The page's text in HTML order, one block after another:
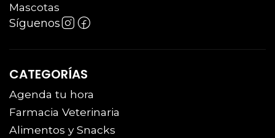
Mascotas
Síguenos
CATEGORÍAS
Agenda tu hora
Farmacia Veterinaria
Alimentos y Snacks